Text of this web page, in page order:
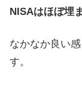
NISAはほぼ埋
なかなか良い
す。